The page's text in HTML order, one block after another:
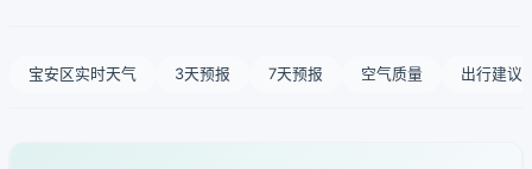
宝安区实时天气 3天预报 7天预报 空气质量 出行建议